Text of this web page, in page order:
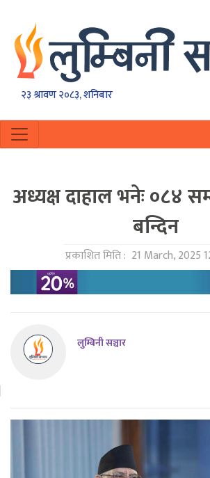
२३ श्रावण २०८३, शनिबार
अध्यक्ष दाहाल भनेः ०८४
बन्दिन
प्रकाशित मिति : 21 March, 2025
लुम्बिनी सञ्चार